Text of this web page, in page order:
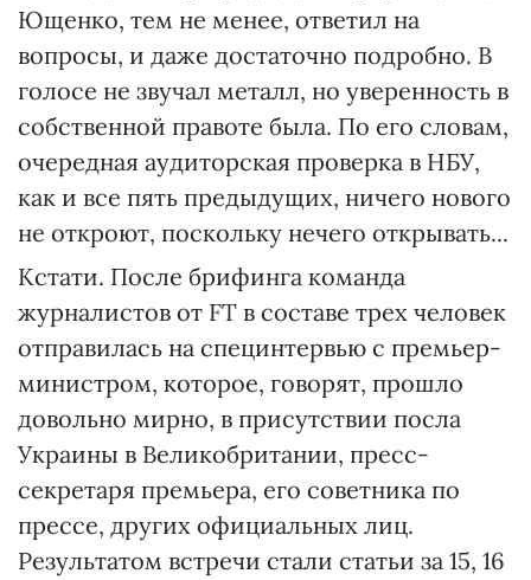
Ющенко, тем не менее, ответил на
вопросы, и даже достаточно подробно. В
голосе не звучал металл, но уверенность в
собственной правоте была. По его словам,
очередная аудиторская проверка в НБУ,
как и все пять предыдущих, ничего нового
не откроют, поскольку нечего открывать...
Кстати. После брифинга команда
журналистов от FT в составе трех человек
отправилась на специнтервью с премьер-
министром, которое, говорят, прошло
довольно мирно, в присутствии посла
Украины в Великобритании, пресс-
секретаря премьера, его советника по
прессе, других официальных лиц.
Результатом встречи стали статьи за 15, 16